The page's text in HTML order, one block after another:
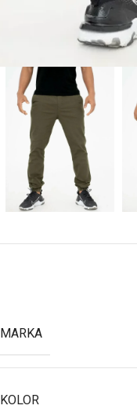
MARKA
KOLOR